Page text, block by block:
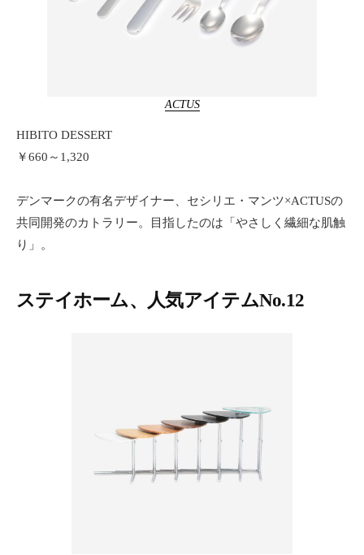
ACTUS
HIBITO DESSERT
￥660～1,320
デンマークの有名デザイナー、セシリエ・マンツ×ACTUSの
共同開発のカトラリー。目指したのは「やさしく繊細な肌触
り」。
ステイホーム、人気アイテムNo.12